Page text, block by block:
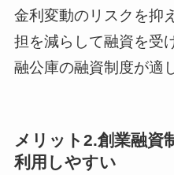
金利変動のリスクを抑
担を減らして融資を受
融公庫の融資制度が適
メリット2.創業融資
利用しやすい